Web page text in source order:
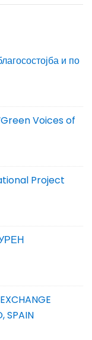
и по
Voices of
Project
SPAIN